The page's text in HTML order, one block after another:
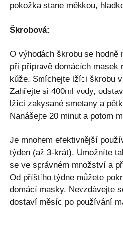
pokožka stane měkkou,
Škrobová:
O výhodách škrobu se hodně
při přípravě domácích masek
kůže. Smíchejte lžíci škrobu
Zahřejte si 400ml vody,
lžíci zakysané smetany a
Nanášejte 20 minut a potom
Je mnohem efektivnější
týden (až 3-krát). Umožníte
se ve správném množství a
Od příštího týdne můžete
domácí masky. Nevzdávejte
dostaví měsíc po používání